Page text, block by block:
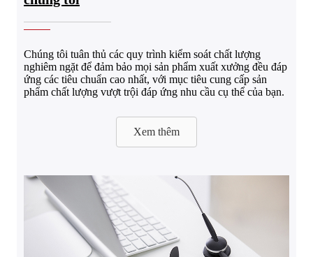
Chúng tôi tuân thủ các quy trình kiểm soát chất lượng
nghiêm ngặt để đảm bảo mọi sản phẩm xuất xưởng đều đáp
ứng các tiêu chuẩn cao nhất, với mục tiêu cung cấp sản
phẩm chất lượng vượt trội đáp ứng nhu cầu cụ thể của bạn.
Xem thêm